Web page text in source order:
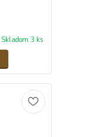
Skladom 3 ks